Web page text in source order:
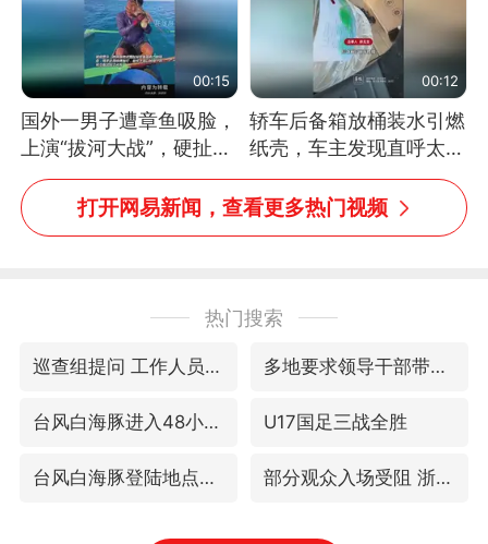
00:15
国外一男子遭章鱼吸脸，
上演“拔河大战”，硬扯加
铁棒敲打方才挣脱
00:12
轿车后备箱放桶装水引燃
纸壳，车主发现直呼太危
险，“拍出来让大家都避
免这个危险”
打开网易新闻，查看更多热门视频
热门搜索
巡查组提问 工作人员偷用手机查答案 多地要求领导干部带头休假
台风白海豚进入48小时警戒线 U17国足三战全胜
台风白海豚登陆地点更新 部分观众入场受阻 浙江省博物馆致歉